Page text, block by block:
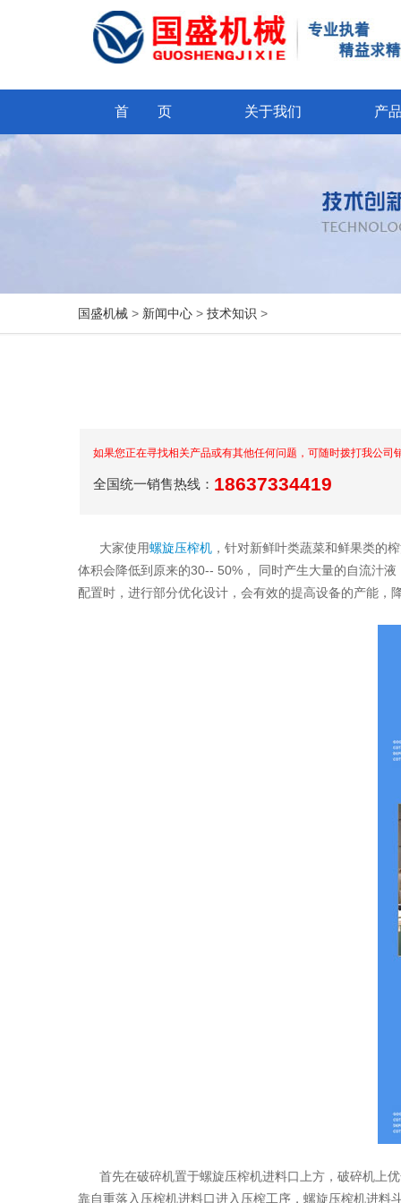
首 页 关于我们 产
国盛机械 > 新闻中心 > 技术知识 >
如果您正在寻找相关产品或有其他任何问题，可随时拨打我公司
全国统一销售热线： 18637334419
大家使用螺旋压榨机 ，针对新鲜叶类蔬菜和鲜果类的
体积会降低到原来的30-- 50%， 同时产生大量的自流汁
配置时，进行部分优化设计，会有效的提高设备的产能，
首先在破碎机置于螺旋压榨机进料口上方，破碎机上优
靠自重落入压榨机进料口进入压榨工序，螺旋压榨机进料